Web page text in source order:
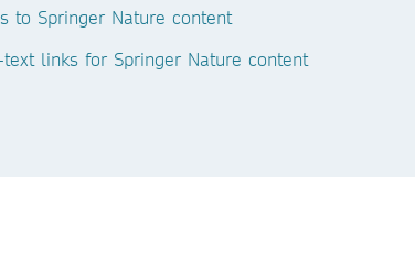
to Springer Nature content
links for Springer Nature content